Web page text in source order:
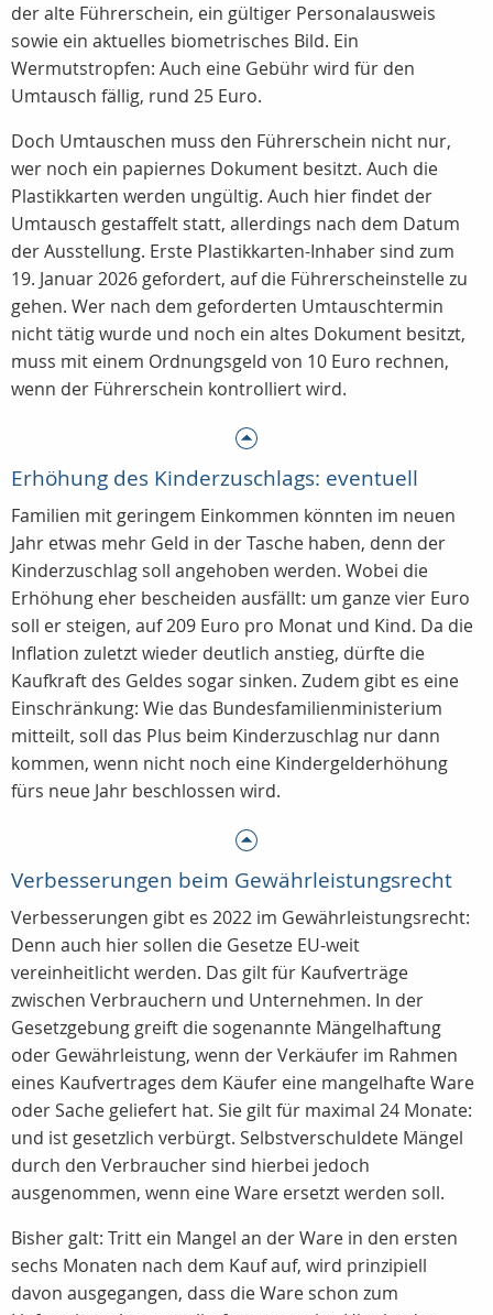
der alte Führerschein, ein gültiger Personalausweis
sowie ein aktuelles biometrisches Bild. Ein
Wermutstropfen: Auch eine Gebühr wird für den
Umtausch fällig, rund 25 Euro.
Doch Umtauschen muss den Führerschein nicht nur,
wer noch ein papiernes Dokument besitzt. Auch die
Plastikkarten werden ungültig. Auch hier findet der
Umtausch gestaffelt statt, allerdings nach dem Datum
der Ausstellung. Erste Plastikkarten-Inhaber sind zum
19. Januar 2026 gefordert, auf die Führerscheinstelle zu
gehen. Wer nach dem geforderten Umtauschtermin
nicht tätig wurde und noch ein altes Dokument besitzt,
muss mit einem Ordnungsgeld von 10 Euro rechnen,
wenn der Führerschein kontrolliert wird.
Erhöhung des Kinderzuschlags: eventuell
Familien mit geringem Einkommen könnten im neuen
Jahr etwas mehr Geld in der Tasche haben, denn der
Kinderzuschlag soll angehoben werden. Wobei die
Erhöhung eher bescheiden ausfällt: um ganze vier Euro
soll er steigen, auf 209 Euro pro Monat und Kind. Da die
Inflation zuletzt wieder deutlich anstieg, dürfte die
Kaufkraft des Geldes sogar sinken. Zudem gibt es eine
Einschränkung: Wie das Bundesfamilienministerium
mitteilt, soll das Plus beim Kinderzuschlag nur dann
kommen, wenn nicht noch eine Kindergelderhöhung
fürs neue Jahr beschlossen wird.
Verbesserungen beim Gewährleistungsrecht
Verbesserungen gibt es 2022 im Gewährleistungsrecht:
Denn auch hier sollen die Gesetze EU-weit
vereinheitlicht werden. Das gilt für Kaufverträge
zwischen Verbrauchern und Unternehmen. In der
Gesetzgebung greift die sogenannte Mängelhaftung
oder Gewährleistung, wenn der Verkäufer im Rahmen
eines Kaufvertrages dem Käufer eine mangelhafte Ware
oder Sache geliefert hat. Sie gilt für maximal 24 Monate:
und ist gesetzlich verbürgt. Selbstverschuldete Mängel
durch den Verbraucher sind hierbei jedoch
ausgenommen, wenn eine Ware ersetzt werden soll.
Bisher galt: Tritt ein Mangel an der Ware in den ersten
sechs Monaten nach dem Kauf auf, wird prinzipiell
davon ausgegangen, dass die Ware schon zum